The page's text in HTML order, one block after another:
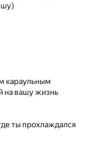
караульным
на вашу жизнь
ты прохлаждался